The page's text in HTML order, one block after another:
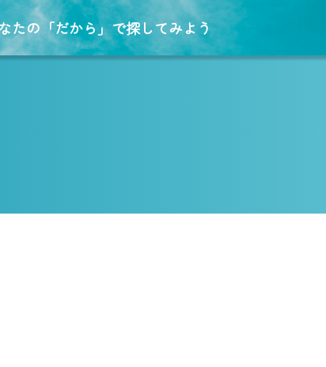
たの「だから」で探してみよう